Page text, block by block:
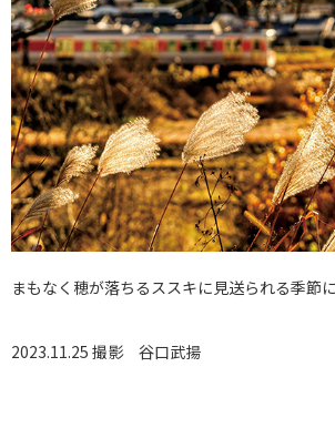
まもなく穂が落ちるススキに見送られる季節
2023.11.25 撮影 谷口武揚